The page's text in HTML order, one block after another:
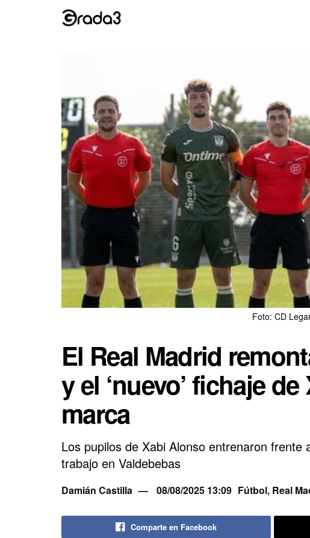
Foto: CD
El Real Madrid
y el ‘nuevo’ fichaje
marca
Los pupilos de Xabi Alonso entrenaron
trabajo en Valdebebas
Damián Castilla 08/08/2025 13:09 Fútbol, Real
Comparte en Facebook